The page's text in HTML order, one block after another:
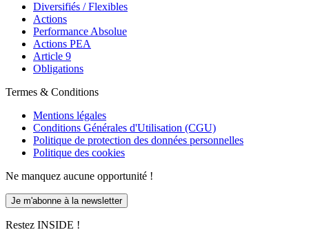
Diversifiés / Flexibles
Actions
Performance Absolue
Actions PEA
Article 9
Obligations
Termes & Conditions
Mentions légales
Conditions Générales d'Utilisation (CGU)
Politique de protection des données personnelles
Politique des cookies
Ne manquez aucune opportunité !
Je m'abonne à la newsletter
Restez INSIDE !